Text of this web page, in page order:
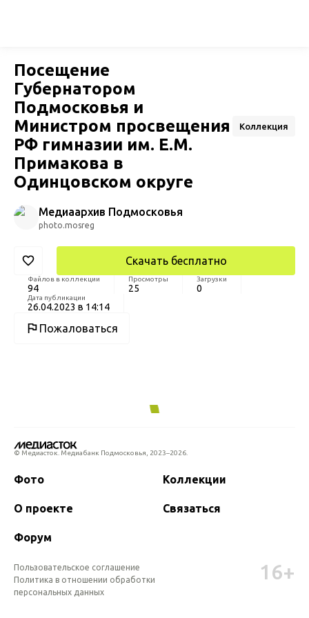
Посещение
Губернатором
Подмосковья и
Министром просвещения
РФ гимназии им. Е.М.
Примакова в
Одинцовском округе
Коллекция
Медиаархив Подмосковья
photo.mosreg
Скачать бесплатно
Файлов в коллекции
94
Просмотры
25
Загрузки
0
Дата публикации
26.04.2023 в 14:14
Пожаловаться
© Медиасток. Медиабанк Подмосковья, 2023–2026.
Фото Коллекции
О проекте Связаться
Форум
Пользовательское соглашение
Политика в отношении обработки
персональных данных
16+